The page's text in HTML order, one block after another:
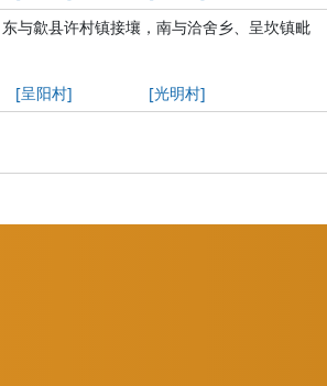
与歙县许村镇接壤，南与洽舍乡、呈坎镇毗
[呈阳村] [光明村]